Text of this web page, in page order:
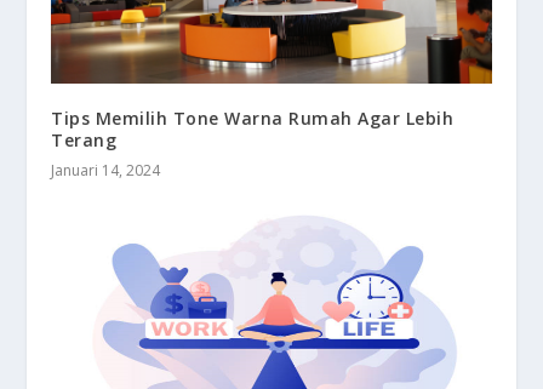
Tips Memilih Tone Warna Rumah Agar Lebih
Terang
Januari 14, 2024